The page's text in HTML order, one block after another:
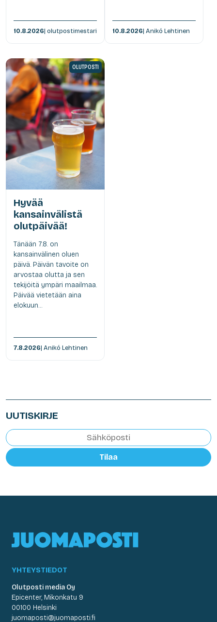
10.8.2026| olutpostimestari 10.8.2026| Anikó Lehtinen
OLUTPOSTI
Hyvää
kansainvälistä
olutpäivää!
Tänään 7.8. on
kansainvälinen oluen
päivä. Päivän tavoite on
arvostaa olutta ja sen
tekijöitä ympäri maailmaa.
Päivää vietetään aina
elokuun...
7.8.2026| Anikó Lehtinen
UUTISKIRJE
Tilaa
YHTEYSTIEDOT
Olutposti media Oy
Epicenter, Mikonkatu 9
00100 Helsinki
juomaposti@juomaposti.fi